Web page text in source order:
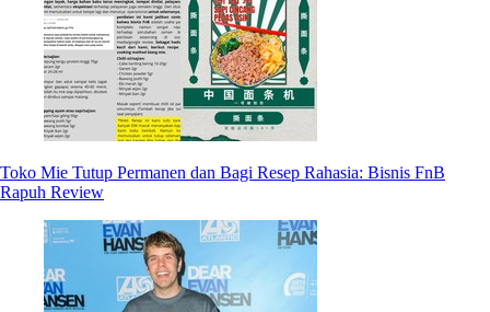
Toko Mie Tutup Permanen dan Bagi Resep Rahasia: Bisnis FnB
Rapuh Review